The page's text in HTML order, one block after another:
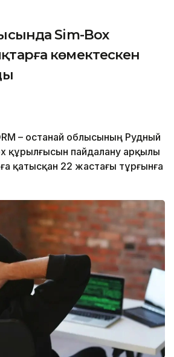
Sim-Box
көмектескен
– Қостанай облысының Рудный
құрылғысын пайдалану арқылы
қатысқан 22 жастағы тұрғынға